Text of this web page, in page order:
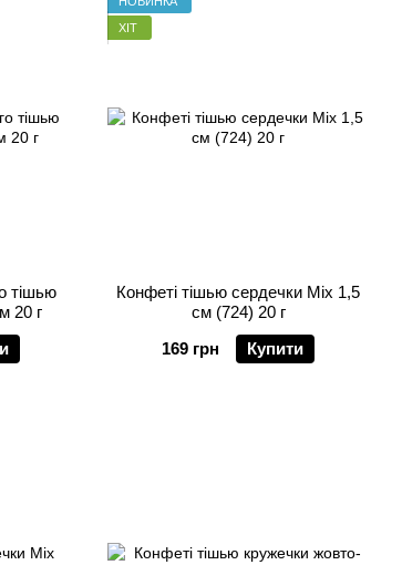
тішью
20 г
ХІТ
Конфеті тішью сердечки Mix 1,5
см (724) 20 г
169 грн
Купити